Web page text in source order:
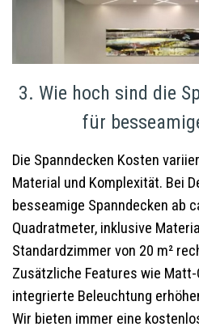
3. Wie hoch sind die
für
Die Spanndecken Kosten
Material und Komplexität. Bei
besseamige Spanndecken ab
Quadratmeter, inklusive
Standardzimmer von 20 m²
Zusätzliche Features wie
integrierte Beleuchtung
Wir bieten immer eine